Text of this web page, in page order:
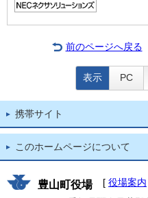
前のページへ戻る
表示 PC
携帯サイト
このホームページについて
豊山町役場 [ 役場案内